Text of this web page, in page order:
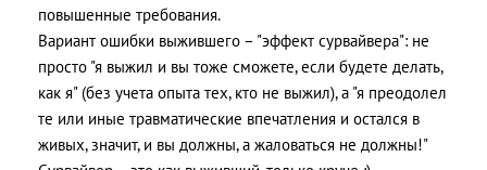
повышенные требования.
Вариант ошибки выжившего – "эффект сурвайвера": не
просто "я выжил и вы тоже сможете, если будете делать,
как я" (без учета опыта тех, кто не выжил), а "я преодолел
те или иные травматические впечатления и остался в
живых, значит, и вы должны, а жаловаться не должны!"